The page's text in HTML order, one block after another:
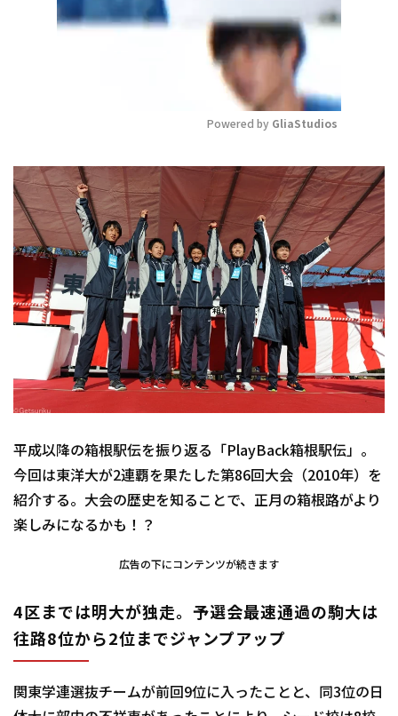
Powered by GliaStudios
平成以降の箱根駅伝を振り返る「PlayBack箱根駅伝」。
今回は東洋大が2連覇を果たした第86回大会（2010年） を
紹介する。大会の歴史を知ることで、 正月の箱根路がより
楽しみになるかも！？
広告の下にコンテンツが続きます
4区までは明大が独走。予選会最速通過の駒大は
往路8位から2位 までジャンプアップ
関東学連選抜チームが前回9位に入ったことと、同3位の日